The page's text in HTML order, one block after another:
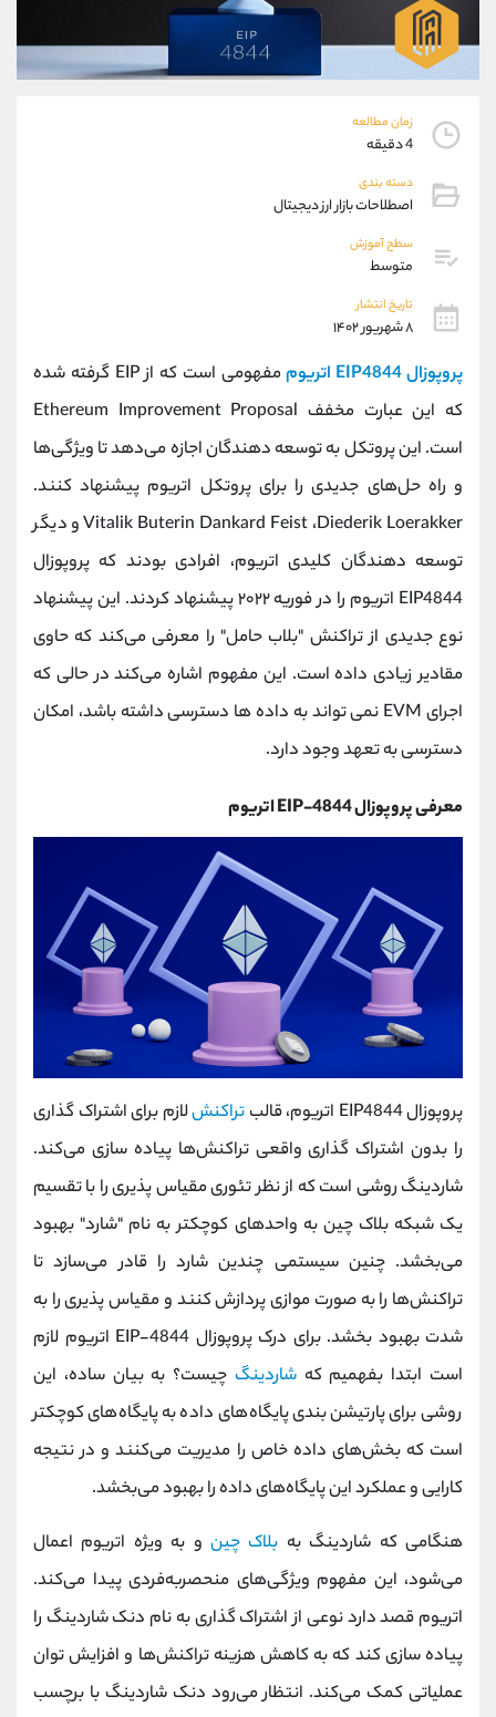
زمان مطالعه
4 دقیقه
دسته بندی
اصطلاحات بازار ارز دیجیتال
سطح آموزش
متوسط
تاریخ انتشار
۸ شهریور ۱۴۰۲
پروپوزال EIP4844 اتریوم
مفهومی است که از EIP گرفته شده
که این عبارت مخفف Ethereum Improvement Proposal
است. این پروتکل به توسعه دهندگان اجازه می‌دهد تا ویژگی‌ها
و راه حل‌های جدیدی را برای پروتکل اتریوم پیشنهاد کنند.
Vitalik Buterin Dankard Feist ،Diederik Loerakker و دیگر
توسعه دهندگان کلیدی اتریوم، افرادی بودند که پروپوزال
EIP4844 اتریوم را در فوریه ۲۰۲۲ پیشنهاد کردند. این پیشنهاد
نوع جدیدی از تراکنش "بلاب حامل" را معرفی می‌کند که حاوی
مقادیر زیادی داده است. این مفهوم اشاره می‌کند در حالی که
اجرای EVM نمی تواند به داده ها دسترسی داشته باشد، امکان
دسترسی به تعهد وجود دارد.
معرفی پروپوزال EIP-4844 اتریوم
پروپوزال EIP4844 اتریوم، قالب تراکنشلازم برای اشتراک گذاری
را بدون اشتراک گذاری واقعی تراکنش‌ها پیاده سازی می‌کند.
شاردینگ روشی است که از نظر تئوری مقیاس پذیری را با تقسیم
یک شبکه بلاک چین به واحدهای کوچکتر به نام "شارد" بهبود
می‌بخشد. چنین سیستمی چندین شارد را قادر می‌سازد تا
تراکنش‌ها را به صورت موازی پردازش کنند و مقیاس پذیری را به
شدت بهبود بخشد. برای درک پروپوزال EIP-4844 اتریوم لازم
است ابتدا بفهمیم‌ کهشاردینگ چیست؟ به بیان ساده، این
روشی برای پارتیشن بندی پایگاه‌های داده به پایگاه‌های کوچکتر
است که بخش‌های داده خاص را مدیریت می‌کنند و در نتیجه
کارایی و عملکرد این پایگاه‌های داده را بهبود می‌بخشد.
هنگامی که شاردینگ به بلاک چین و به ویژه اتریوم اعمال
می‌شود، این مفهوم ویژگی‌های منحصربه‌فردی پیدا می‌کند.
اتریوم قصد دارد نوعی از اشتراک گذاری به نام دنک شاردینگ را
پیاده سازی کند که به کاهش هزینه تراکنش‌ها و افزایش توان
عملیاتی کمک می‌کند. انتظار می‌رود دنک شاردینگ با برچسب
واتساپ
تلگرام @Armteam_admin_por
پشتیبان فروش
موبایل
واتساپ
داخلی
اطلاعات تماس (دفتر فروش)
021-22021030
بدون پیش شماره 90001030
اینستاگرام @alireza.mehrabii
کانال تلگرام @alirezamehrabi_com